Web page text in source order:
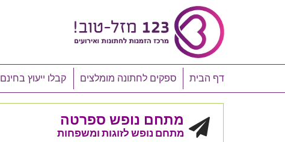
דף הבית ספקים לחתונה מומלצים קבלו ייעוץ בחינם
מתחם נופש ספרטה
מתחם נופש לזוגות ומשפחות